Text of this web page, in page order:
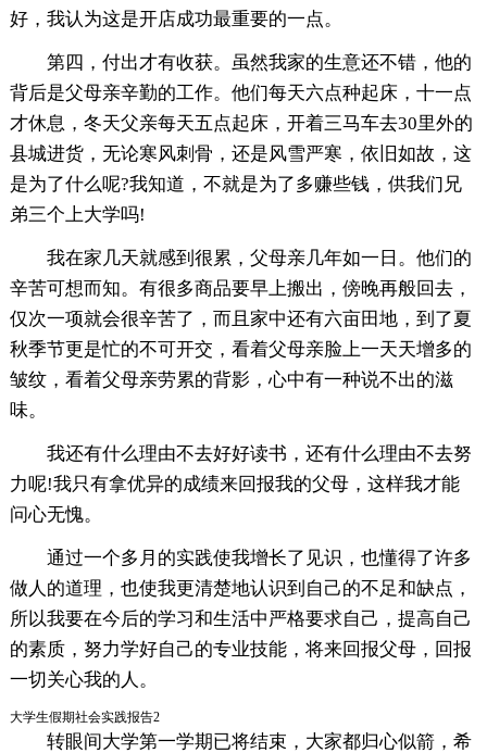
好，我认为这是开店成功最重要的一点。
第四，付出才有收获。虽然我家的生意还不错，他的
背后是父母亲辛勤的工作。他们每天六点种起床，十一点
才休息，冬天父亲每天五点起床，开着三马车去30里外的
县城进货，无论寒风刺骨，还是风雪严寒，依旧如故，这
是为了什么呢?我知道，不就是为了多赚些钱，供我们兄
弟三个上大学吗!
我在家几天就感到很累，父母亲几年如一日。他们的
辛苦可想而知。有很多商品要早上搬出，傍晚再般回去，
仅次一项就会很辛苦了，而且家中还有六亩田地，到了夏
秋季节更是忙的不可开交，看着父母亲脸上一天天增多的
皱纹，看着父母亲劳累的背影，心中有一种说不出的滋
味。
我还有什么理由不去好好读书，还有什么理由不去努
力呢!我只有拿优异的成绩来回报我的父母，这样我才能
问心无愧。
通过一个多月的实践使我增长了见识，也懂得了许多
做人的道理，也使我更清楚地认识到自己的不足和缺点，
所以我要在今后的学习和生活中严格要求自己，提高自己
的素质，努力学好自己的专业技能，将来回报父母，回报
一切关心我的人。
大学生假期社会实践报告2
转眼间大学第一学期已将结束，大家都归心似箭，希